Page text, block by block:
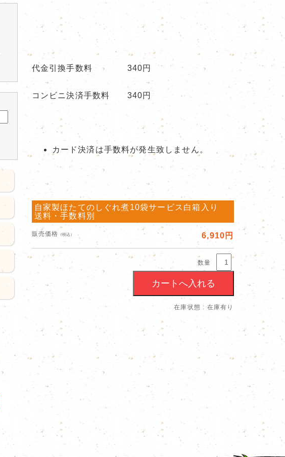
代金引換手数料 340円
コンビニ決済手数料 340円
カード決済は手数料が発生致しません。
自家製ほたてのしぐれ煮10袋サービス白箱入り
送料・手数料別
販売価格 （税込） 6,910円
数量
在庫状態 : 在庫有り